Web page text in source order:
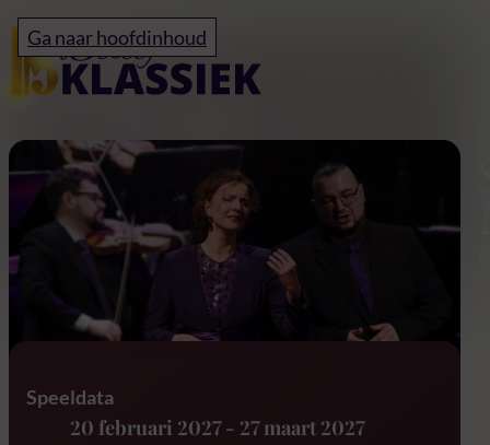
Ga naar hoofdinhoud
Stabat Mater – G.B.
Speeldata
20 februari 2027- 27 maart 2027